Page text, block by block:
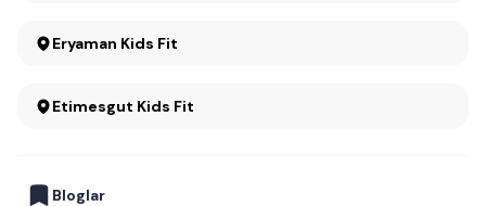
Eryaman Kids Fit
Etimesgut Kids Fit
Bloglar